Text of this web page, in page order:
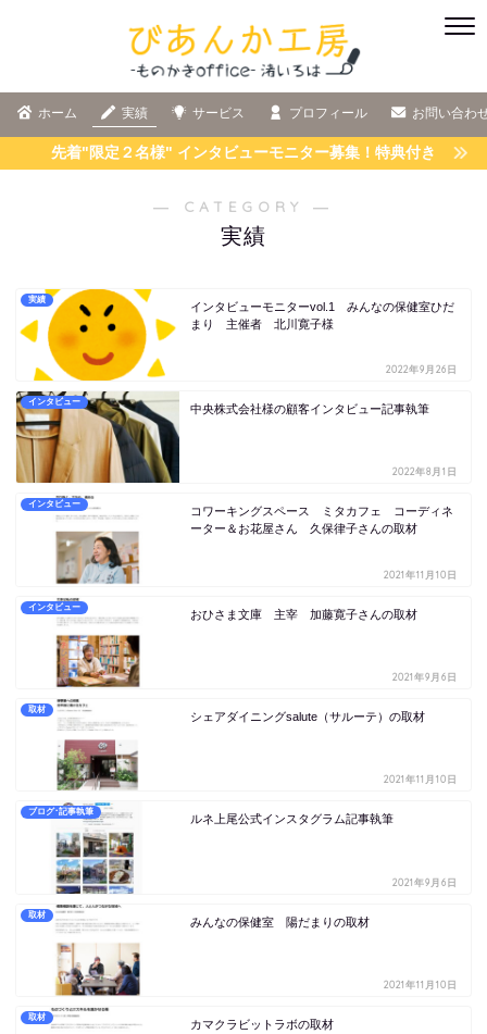
ホーム 実績 サービス プロフィール お問い合わ
先着"限定２名様" インタビューモニター募集！特典付き
― CATEGORY ―
実績
実績
インタビューモニターvol.1 みんなの保健室ひだ
まり 主催者 北川寛子様
2022年9月26日
インタビュー
中央株式会社様の顧客インタビュー記事執筆
2022年8月1日
インタビュー
コワーキングスペース ミタカフェ コーディネ
ーター＆お花屋さん 久保律子さんの取材
2021年11月10日
インタビュー
おひさま文庫 主宰 加藤寛子さんの取材
2021年9月6日
取材
シェアダイニングsalute（サルーテ）の取材
2021年11月10日
ブログ･記事執筆
ルネ上尾公式インスタグラム記事執筆
2021年9月6日
取材
みんなの保健室 陽だまりの取材
2021年11月10日
取材
カマクラビットラボの取材